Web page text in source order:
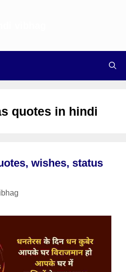
quotes in hindi
wishes, status